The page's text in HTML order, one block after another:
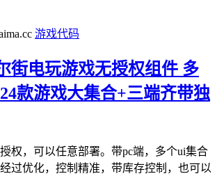
游戏代码
街电玩游戏无授权组件 多
款游戏大集合+三端齐带独
权，可以任意部署。带pc端，多个ui集合
过优化，控制精准，带库存控制，也可以